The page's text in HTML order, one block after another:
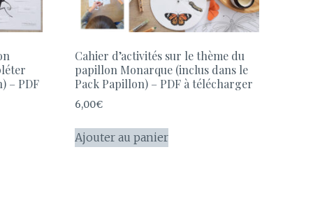
– PDF
Cahier d’activités sur le thème du
papillon Monarque (inclus dans le
Pack Papillon) – PDF à télécharger
6,00€
Ajouter au panier